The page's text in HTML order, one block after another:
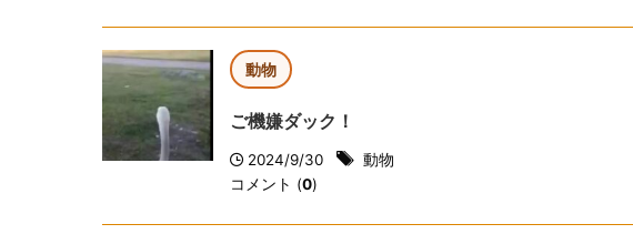
動物
ご機嫌ダック！
2024/9/30
動物
コメント (0)